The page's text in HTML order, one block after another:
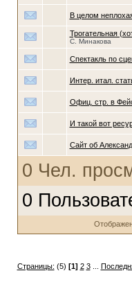
В целом
Трогательная
С. Минакова
Спектакль по
Интер. итал.
Офиц. стр. в
И такой вот
Сайт об
0 Чел.
0
Страницы: (5) [1] 2 3...